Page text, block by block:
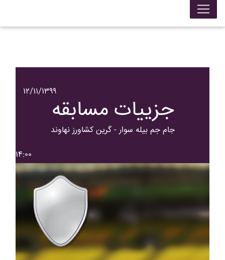
۱۲/۱۱/۱۳۹۹
جزییات مسابقه
جام جم بيله سوار - گرين کشاورز نهاوند
۱۴:۰۰